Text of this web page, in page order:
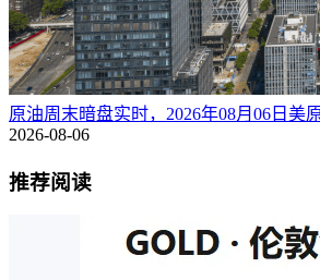
原油周末暗盘实时，2026年08月06日美
2026-08-06
推荐阅读